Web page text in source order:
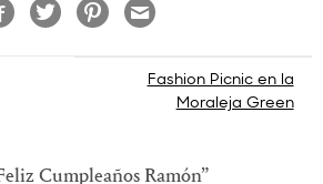
Fashion Picnic en la
Moraleja Green
Cumpleaños Ramón”